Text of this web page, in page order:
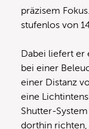
präzisem
stufenlos von
Dabei liefert er
bei einer
einer Distanz
eine
Shutter-
dorthin